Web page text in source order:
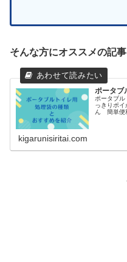
そんな方にオススメの記事
ポータブ
ポータブ
っきりポ
ん 簡単便
kigarunisiritai.com